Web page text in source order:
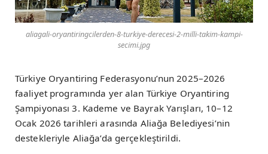
aliagali-oryantiringcilerden-8-turkiye-derecesi-2-milli-takim-kampi-
secimi.jpg
Türkiye Oryantiring Federasyonu’nun 2025–2026
faaliyet programında yer alan Türkiye Oryantiring
Şampiyonası 3. Kademe ve Bayrak Yarışları, 10–12
Ocak 2026 tarihleri arasında Aliağa Belediyesi’nin
destekleriyle Aliağa’da gerçekleştirildi.